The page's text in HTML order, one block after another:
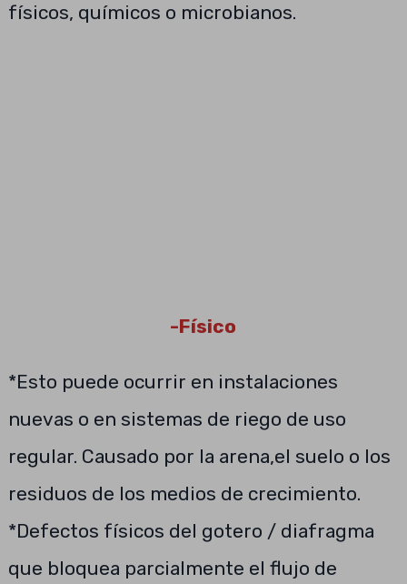
físicos, químicos o microbianos.
-Físico
*Esto puede ocurrir en instalaciones
nuevas o en sistemas de riego de uso
regular. Causado por la arena,el suelo o los
residuos de los medios de crecimiento.
*Defectos físicos del gotero / diafragma
que bloquea parcialmente el flujo de